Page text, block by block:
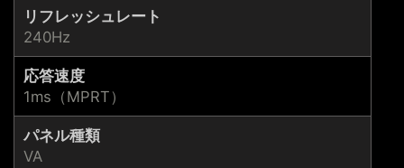
リフレッシュレート
240Hz
応答速度
1ms（MPRT）
パネル種類
VA